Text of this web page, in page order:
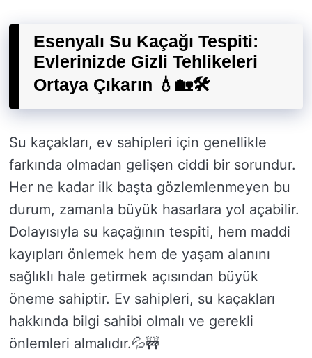
Esenyalı Su Kaçağı Tespiti:
Evlerinizde Gizli Tehlikeleri
Ortaya Çıkarın 💧🏡🛠️
Su kaçakları, ev sahipleri için genellikle
farkında olmadan gelişen ciddi bir sorundur.
Her ne kadar ilk başta gözlemlenmeyen bu
durum, zamanla büyük hasarlara yol açabilir.
Dolayısıyla su kaçağının tespiti, hem maddi
kayıpları önlemek hem de yaşam alanını
sağlıklı hale getirmek açısından büyük
öneme sahiptir. Ev sahipleri, su kaçakları
hakkında bilgi sahibi olmalı ve gerekli
önlemleri almalıdır.💦🚧